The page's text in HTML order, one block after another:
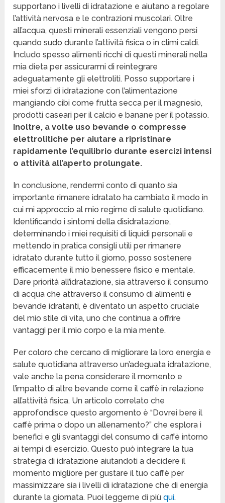
supportano i livelli di idratazione e aiutano a regolare
l’attività nervosa e le contrazioni muscolari. Oltre
all’acqua, questi minerali essenziali vengono persi
quando sudo durante l’attività fisica o in climi caldi.
Includo spesso alimenti ricchi di questi minerali nella
mia dieta per assicurarmi di reintegrare
adeguatamente gli elettroliti. Posso supportare i
miei sforzi di idratazione con l’alimentazione
mangiando cibi come frutta secca per il magnesio,
prodotti caseari per il calcio e banane per il potassio.
Inoltre, a volte uso bevande o compresse
elettrolitiche per aiutare a ripristinare
rapidamente l’equilibrio durante esercizi intensi
o attività all’aperto prolungate.
In conclusione, rendermi conto di quanto sia
importante rimanere idratato ha cambiato il modo in
cui mi approccio al mio regime di salute quotidiano.
Identificando i sintomi della disidratazione,
determinando i miei requisiti di liquidi personali e
mettendo in pratica consigli utili per rimanere
idratato durante tutto il giorno, posso sostenere
efficacemente il mio benessere fisico e mentale.
Dare priorità all’idratazione, sia attraverso il consumo
di acqua che attraverso il consumo di alimenti e
bevande idratanti, è diventato un aspetto cruciale
del mio stile di vita, uno che continua a offrire
vantaggi per il mio corpo e la mia mente.
Per coloro che cercano di migliorare la loro energia e
salute quotidiana attraverso un’adeguata idratazione,
vale anche la pena considerare il momento e
l’impatto di altre bevande come il caffè in relazione
all’attività fisica. Un articolo correlato che
approfondisce questo argomento è “Dovrei bere il
caffè prima o dopo un allenamento?” che esplora i
benefici e gli svantaggi del consumo di caffè intorno
ai tempi di esercizio. Questo può integrare la tua
strategia di idratazione aiutandoti a decidere il
momento migliore per gustare il tuo caffè per
massimizzare sia i livelli di idratazione che di energia
durante la giornata. Puoi leggerne di piùqui.